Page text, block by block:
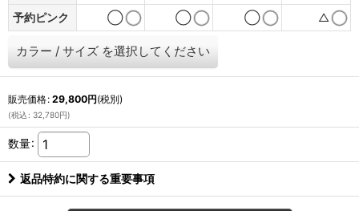
予約ピンク
◯ ◯ ◯ △
カラー / サイズ を選択してください
販売価格: 29,800円(税別)
(税込 : 32,780円)
数量:
返品特約に関する重要事項